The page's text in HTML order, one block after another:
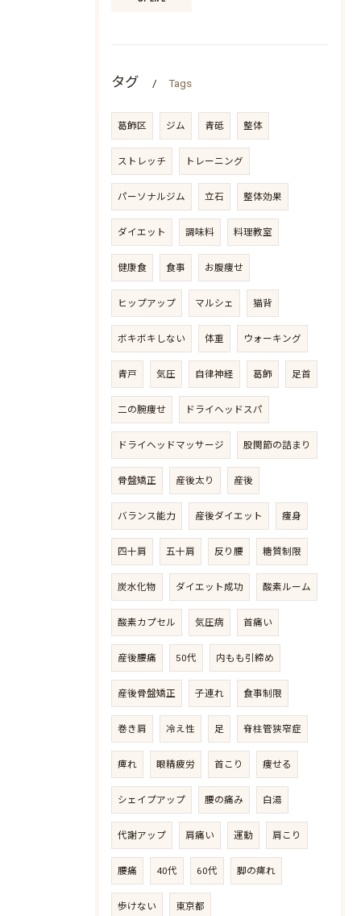
タグ Tags
葛飾区 ジム 青砥 整体
ストレッチ トレーニング
パーソナルジム 立石 整体効果
ダイエット 調味料 料理教室
健康食 食事 お腹痩せ
ヒップアップ マルシェ 猫背
ボキボキしない 体重 ウォーキング
青戸 気圧 自律神経 葛飾 足首
二の腕痩せ ドライヘッドスパ
ドライヘッドマッサージ 股関節の詰まり
骨盤矯正 産後太り 産後
バランス能力 産後ダイエット 痩身
四十肩 五十肩 反り腰 糖質制限
炭水化物 ダイエット成功 酸素ルーム
酸素カプセル 気圧病 首痛い
産後腰痛 50代 内もも引締め
産後骨盤矯正 子連れ 食事制限
巻き肩 冷え性 足 脊柱管狭窄症
痺れ 眼精疲労 首こり 痩せる
シェイプアップ 腰の痛み 白湯
代謝アップ 肩痛い 運動 肩こり
腰痛 40代 60代 脚の痺れ
歩けない 東京都